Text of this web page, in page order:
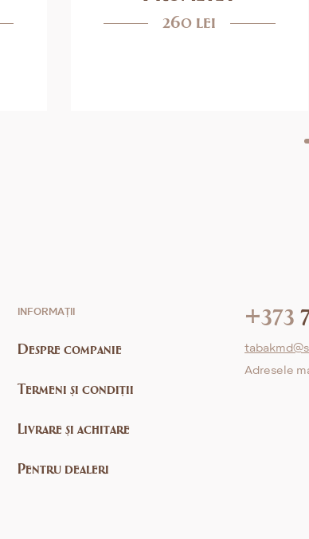
260 lei
INFORMAȚII
Despre companie
Termeni și condiții
Livrare și achitare
Pentru dealeri
+373
Adresele